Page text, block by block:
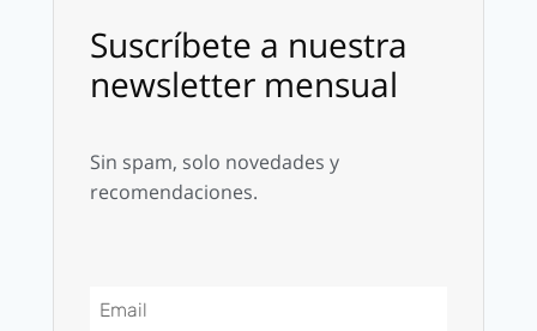
Suscríbete a nuestra
newsletter mensual
Sin spam, solo novedades y
recomendaciones.